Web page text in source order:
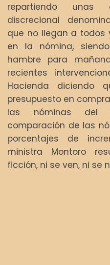
repartiendo
discrecional
que no llegan a todos
en la nómina,
hambre para
recientes
Hacienda diciendo
presupuesto en
las nóminas del
comparación de las
porcentajes de
ministra Montoro
ficción, ni se ven, ni se